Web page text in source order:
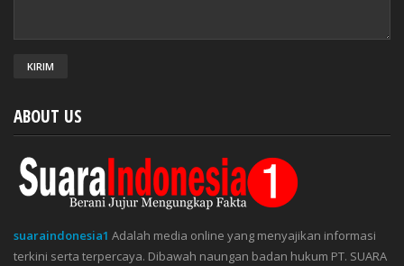
ABOUT US
suaraindonesia1 Adalah media online yang menyajikan informasi
terkini serta terpercaya. Dibawah naungan badan hukum PT. SUARA